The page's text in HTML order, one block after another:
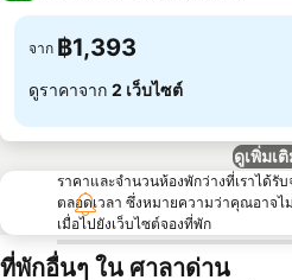
จาก ฿1,393
ดูราคาจาก 2 เว็บไซต์
ดูเพิ่มเ
ราคาและจำนวนห้องพักว่างที่เราได้รั
ตลอดเวลา ซึ่งหมายความว่าคุณอาจไ
เมื่อไปยังเว็บไซต์จองที่พัก
ที่พักอื่นๆ ใน ศาลาด่าน